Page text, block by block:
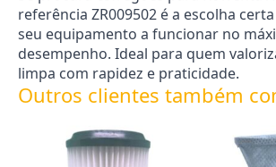
referência ZR009502 é a escolha
seu equipamento a funcionar no
desempenho. Ideal para quem
limpa com rapidez e praticidade.
Outros clientes também